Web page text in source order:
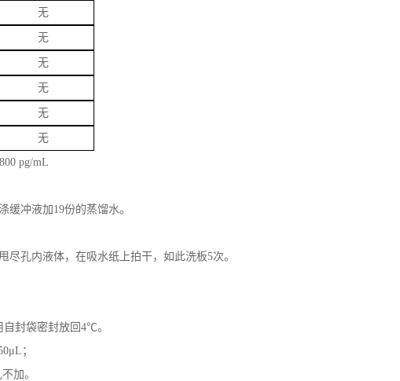
无
无
无
无
无
无
pg/mL
缓冲液加19份的蒸馏水。
孔内液体，在吸水纸上拍干，如此洗板5次。
封袋密封放回4℃。
；
加。